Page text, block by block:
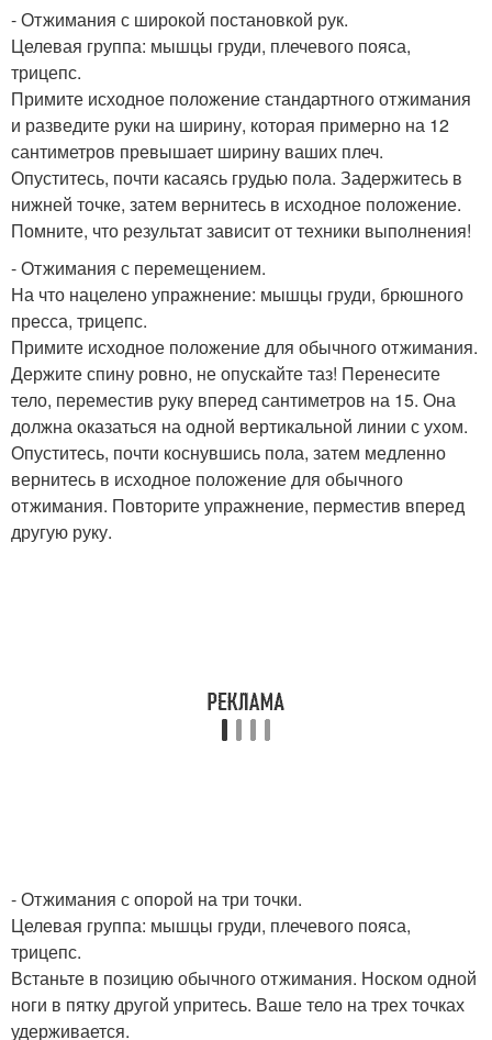
- Отжимания с широкой постановкой рук.
Целевая группа: мышцы груди, плечевого пояса,
трицепс.
Примите исходное положение стандартного отжимания
и разведите руки на ширину, которая примерно на 12
сантиметров превышает ширину ваших плеч.
Опуститесь, почти касаясь грудью пола. Задержитесь в
нижней точке, затем вернитесь в исходное положение.
Помните, что результат зависит от техники выполнения!
- Отжимания с перемещением.
На что нацелено упражнение: мышцы груди, брюшного
пресса, трицепс.
Примите исходное положение для обычного отжимания.
Держите спину ровно, не опускайте таз! Перенесите
тело, переместив руку вперед сантиметров на 15. Она
должна оказаться на одной вертикальной линии с ухом.
Опуститесь, почти коснувшись пола, затем медленно
вернитесь в исходное положение для обычного
отжимания. Повторите упражнение, перместив вперед
другую руку.
- Отжимания с опорой на три точки.
Целевая группа: мышцы груди, плечевого пояса,
трицепс.
Встаньте в позицию обычного отжимания. Носком одной
ноги в пятку другой упритесь. Ваше тело на трех точках
удерживается.